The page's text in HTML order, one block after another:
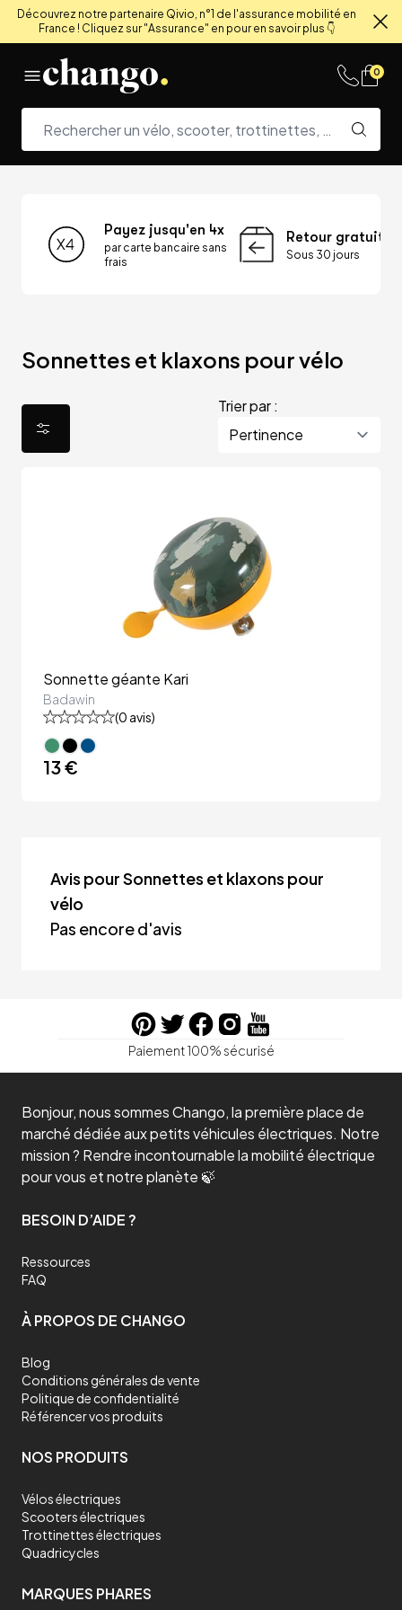
Découvrez notre partenaire Qivio, n°1 de l'assurance mobilité en
France ! Cliquez sur "Assurance" en pour en savoir plus 👇
0
Payez jusqu'en 4x
par carte bancaire sans
frais
Retour gratuit
Sous 30 jours
Sonnettes et klaxons pour vélo
Trier par :
Sonnette géante Kari
Badawin
(0 avis)
13 €
Avis pour Sonnettes et klaxons pour
vélo
Pas encore d'avis
Paiement 100% sécurisé
Bonjour, nous sommes Chango, la première place de
marché dédiée aux petits véhicules électriques. Notre
mission ? Rendre incontournable la mobilité électrique
pour vous et notre planète 🍃
BESOIN D’AIDE ?
Ressources
FAQ
À PROPOS DE CHANGO
Blog
Conditions générales de vente
Politique de confidentialité
Référencer vos produits
NOS PRODUITS
Vélos électriques
Scooters électriques
Trottinettes électriques
Quadricycles
MARQUES PHARES